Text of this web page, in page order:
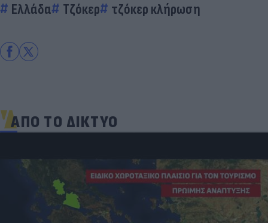
Ελλάδα Τζόκερ τζόκερ κλήρωση
ΑΠΟ ΤΟ ΔΙΚΤΥΟ